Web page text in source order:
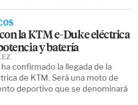
la KTM e-Duke eléctrica
y batería
confirmado la llegada de la
de KTM. Será una moto de
deportivo que se denominará